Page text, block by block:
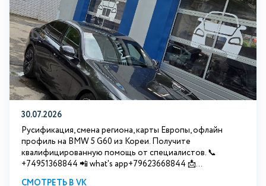
30.07.2026
Русификация, смена региона, карты Европы, офлайн
профиль на BMW 5 G60 из Кореи. Получите
квалифицированную помощь от специалистов. 📞
+74951368844 📲 what's app+79623668844 📩...
СМОТРЕТЬ В VK